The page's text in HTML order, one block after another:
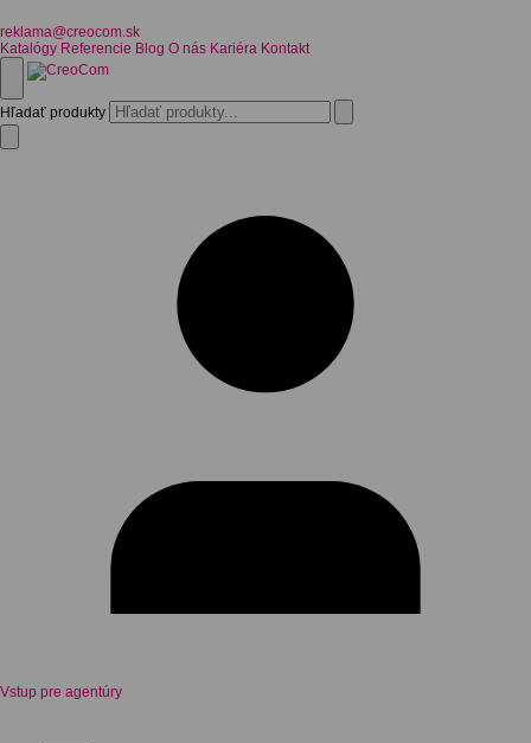
reklama@creocom.sk
Katalógy Referencie Blog O nás Kariéra Kontakt
Hľadať produkty
Vstup pre agentúry